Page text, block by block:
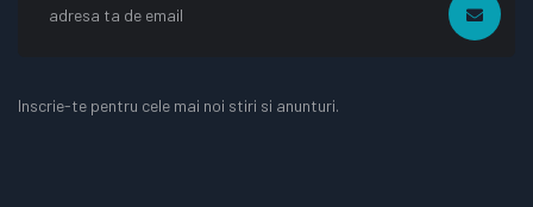
Inscrie-te pentru cele mai noi stiri si anunturi.